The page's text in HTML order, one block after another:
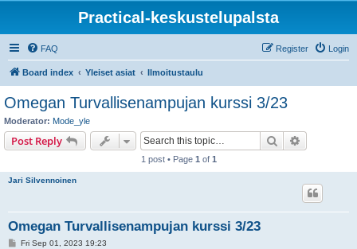
Practical-keskustelupalsta
FAQ Login
Register
Board index Yleiset asiat Ilmoitustaulu
Omegan Turvallisenampujan kurssi 3/23
Moderator: Mode_yle
Post Reply Search
1 post • Page 1 of 1
Jari Silvennoinen
Omegan Turvallisenampujan kurssi 3/23
PFri Sep 01, 2023 19:23